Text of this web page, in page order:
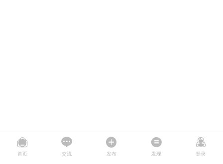
首页 交流 发布 发现 登录